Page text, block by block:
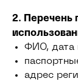
2. Перечень
ФИО, дата
адрес